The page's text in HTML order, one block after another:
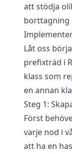
att stödja
borttagning
Låt oss
prefixträd i
klass som
en annan
Steg 1:
Först
varje nod i
att ha en